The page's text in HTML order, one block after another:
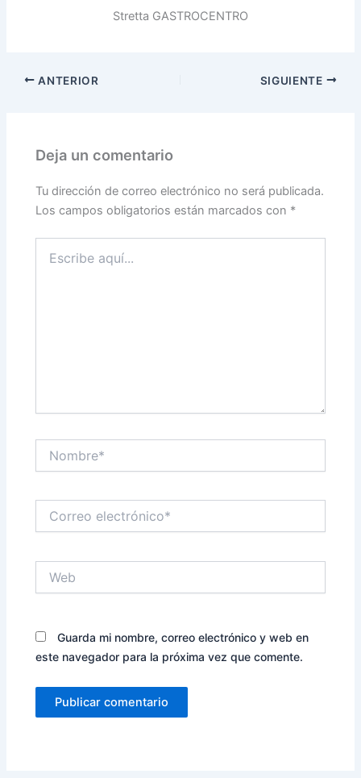
Stretta GASTROCENTRO
ANTERIOR SIGUIENTE
Deja un comentario
Tu dirección de correo electrónico no será publicada.
Los campos obligatorios están marcados con *
aquí...
electrónico*
Guarda mi nombre, correo electrónico y web en
este navegador para la próxima vez que comente.